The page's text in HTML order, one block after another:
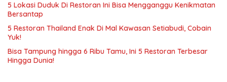
5 Lokasi Duduk Di Restoran Ini Bisa Mengganggu Kenikmatan
Bersantap
5 Restoran Thailand Enak Di Mal Kawasan Setiabudi, Cobain
Yuk!
Bisa Tampung hingga 6 Ribu Tamu, Ini 5 Restoran Terbesar
Hingga Dunia!